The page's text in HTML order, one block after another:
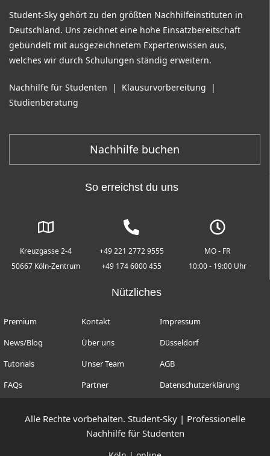
Student-Sky gehört zu den größten Nachhilfeinstituten in
Deutschland. Uns zeichnet eine hohe Einsatzbereitschaft
gebündelt mit ausgezeichnetem Expertenwissen aus,
welches wir durch Schulungen ständig erweitern.
Nachhilfe für Studenten | Klausurvorbereitung
|
Studienberatung
Nachhilfe buchen
So erreichst du uns
Kreuzgasse 2-4
50667 Köln-Zentrum
+49 221 2772 9555
+49 174 6000 455
MO - FR
10:00 - 19:00 Uhr
Nützliches
Premium
News/Blog
Tutorials
FAQs
Kontakt
Über uns
Unser Team
Partner
Impressum
Düsseldorf
AGB
Datenschutzerklärung
Alle Rechte vorbehalten. Student-Sky | Professionelle
Nachhilfe für Studenten